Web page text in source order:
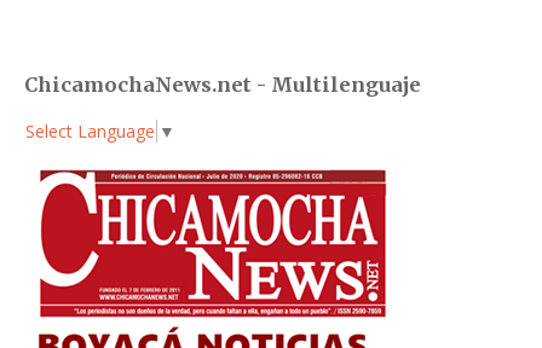
ChicamochaNews.net - Multilenguaje
Select Language ▼